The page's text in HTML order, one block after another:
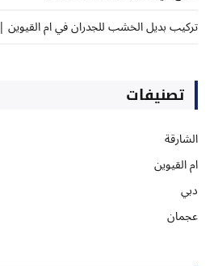
تركيب بديل الخشب للجدران في ام القيوين |0528959204
تصنيفات
الشارقة
ام القيوين
دبي
عجمان